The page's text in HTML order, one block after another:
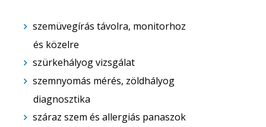
szemüvegírás távolra, monitorhoz
és közelre
szürkehályog vizsgálat
szemnyomás mérés, zöldhályog
diagnosztika
száraz szem és allergiás panaszok